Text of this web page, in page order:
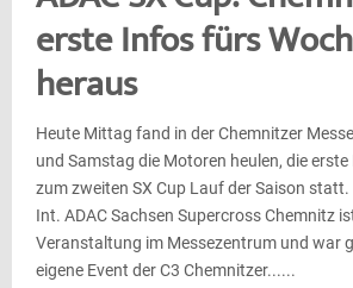
erste Infos fürs
heraus
Heute Mittag fand in der Chemnitzer
und Samstag die Motoren heulen, die
zum zweiten SX Cup Lauf der Saison
Int. ADAC Sachsen Supercross Chemnitz
Veranstaltung im Messezentrum und war
eigene Event der C3 Chemnitzer......